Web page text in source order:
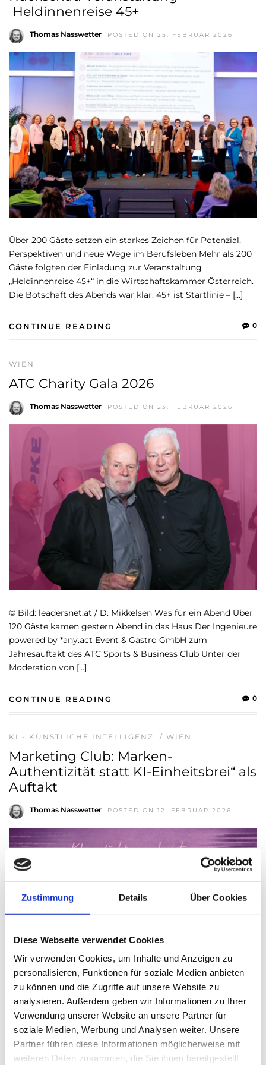
Zustimmung Details Über Cookies
Diese Webseite verwendet Cookies
Wir verwenden Cookies, um Inhalte und Anzeigen zu
personalisieren, Funktionen für soziale Medien anbieten
zu können und die Zugriffe auf unsere Website zu
analysieren. Außerdem geben wir Informationen zu Ihrer
Verwendung unserer Website an unsere Partner für
soziale Medien, Werbung und Analysen weiter. Unsere
Partner führen diese Informationen möglicherweise mit
weiteren Daten zusammen, die Sie ihnen bereitgestellt
Heldinnenreise 45+
Thomas Nasswetter POSTED ON 25. FEBRUAR 2026
Über 200 Gäste setzen ein starkes Zeichen für Potenzial,
Perspektiven und neue Wege im Berufsleben Mehr als 200
Gäste folgten der Einladung zur Veranstaltung
„Heldinnenreise 45+“ in die Wirtschaftskammer Österreich.
Die Botschaft des Abends war klar: 45+ ist Startlinie – […]
CONTINUE READING 0
WIEN
ATC Charity Gala 2026
Thomas Nasswetter POSTED ON 23. FEBRUAR 2026
© Bild: leadersnet.at / D. Mikkelsen Was für ein Abend Über
120 Gäste kamen gestern Abend in das Haus Der Ingenieure
powered by *any.act Event & Gastro GmbH zum
Jahresauftakt des ATC Sports & Business Club Unter der
Moderation von […]
CONTINUE READING 0
KI - KÜNSTLICHE INTELLIGENZ / WIEN
Marketing Club: Marken-
Authentizität statt KI-Einheitsbrei“ als
Auftakt
Thomas Nasswetter POSTED ON 12. FEBRUAR 2026
Mit dem Digital Marketing Experts TALK „Marken-
Authentizität statt KI-Einheitsbrei: Warum europäische KI
den Unterschied macht“ ist der Marketing Club Österreich
gemeinsam mit Co-Host otago in das neue Digital